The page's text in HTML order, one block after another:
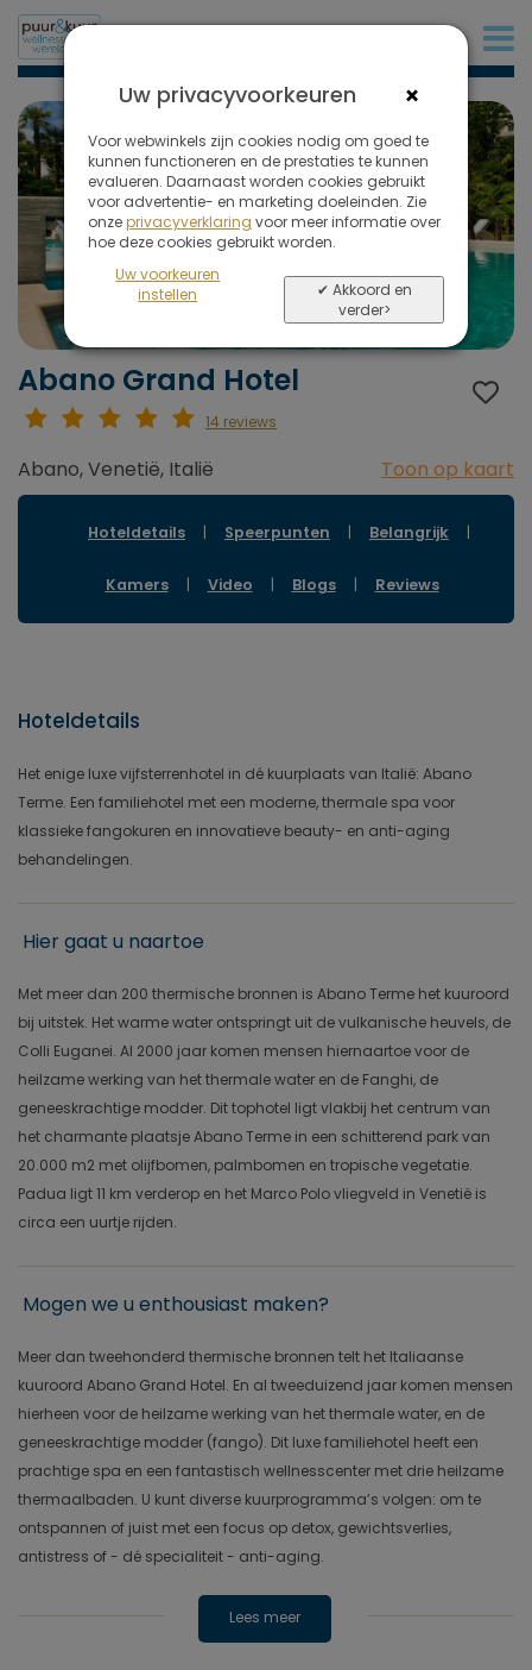
Abano Grand Hotel
14 reviews
Abano, Venetië, Italië Toon op kaart
Hoteldetails | Speerpunten | Belangrijk |
Kamers | Video | Blogs | Reviews
Hoteldetails
Het enige luxe vijfsterrenhotel in dé kuurplaats van Italië: Abano
Terme. Een familiehotel met een moderne, thermale spa voor
klassieke fangokuren en innovatieve beauty- en anti-aging
behandelingen.
Hier gaat u naartoe
Met meer dan 200 thermische bronnen is Abano Terme het kuuroord
bij uitstek. Het warme water ontspringt uit de vulkanische heuvels, de
Colli Euganei. Al 2000 jaar komen mensen hiernaartoe voor de
heilzame werking van het thermale water en de Fanghi, de
geneeskrachtige modder. Dit tophotel ligt vlakbij het centrum van
het charmante plaatsje Abano Terme in een schitterend park van
20.000 m2 met olijfbomen, palmbomen en tropische vegetatie.
Padua ligt 11 km verderop en het Marco Polo vliegveld in Venetië is
circa een uurtje rijden.
Mogen we u enthousiast maken?
Meer dan tweehonderd thermische bronnen telt het Italiaanse
kuuroord Abano Grand Hotel. En al tweeduizend jaar komen mensen
hierheen voor de heilzame werking van het thermale water, en de
geneeskrachtige modder (fango). Dit luxe familiehotel heeft een
prachtige spa en een fantastisch wellnesscenter met drie heilzame
thermaalbaden. U kunt diverse kuurprogramma’s volgen: om te
ontspannen of juist met een focus op detox, gewichtsverlies,
antistress of - dé specialiteit - anti-aging.
Lees meer
×
Uw privacyvoorkeuren
Voor webwinkels zijn cookies nodig om goed te
kunnen functioneren en de prestaties te kunnen
evalueren. Daarnaast worden cookies gebruikt
voor advertentie- en marketing doeleinden. Zie
onzeprivacyverklaring voor meer informatie over
hoe deze cookies gebruikt worden.
Uw voorkeuren
instellen
✔ Akkoord en
verder>